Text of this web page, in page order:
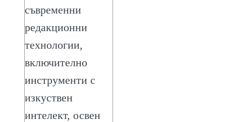
съвременни
редакционни
технологии,
включително
инструменти с
изкуствен
интелект, освен